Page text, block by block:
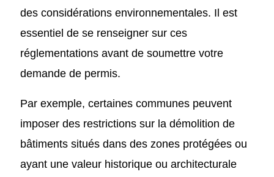
des considérations environnementales. Il est
essentiel de se renseigner sur ces
réglementations avant de soumettre votre
demande de permis.
Par exemple, certaines communes peuvent
imposer des restrictions sur la démolition de
bâtiments situés dans des zones protégées ou
ayant une valeur historique ou architecturale